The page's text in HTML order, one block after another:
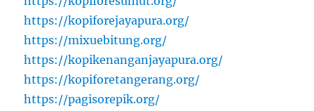
https://kopiforejayapura.org/
https://mixuebitung.org/
https://kopikenanganjayapura.org/
https://kopiforetangerang.org/
https://pagisorepik.org/